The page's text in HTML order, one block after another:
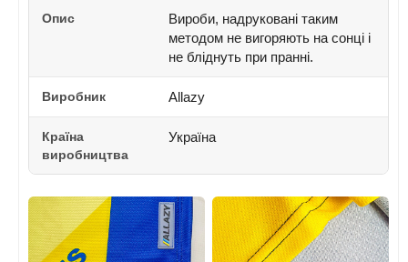
Опис
Вироби, надруковані таким
методом не вигоряють на сонці і
не бліднуть при пранні.
Виробник Allazy
Країна
виробництва
Україна